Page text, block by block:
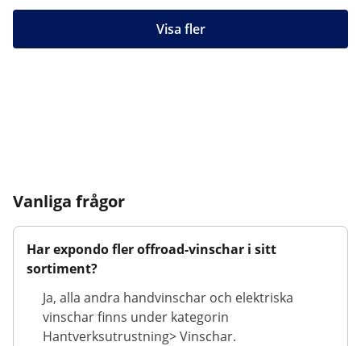
Visa fler
Vanliga frågor
Har expondo fler offroad-vinschar i sitt
sortiment?
Ja, alla andra handvinschar och elektriska
vinschar finns under kategorin
Hantverksutrustning> Vinschar.